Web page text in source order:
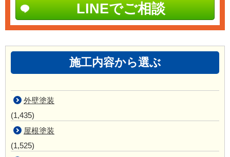
LINEでご相談
施工内容から選ぶ
外壁塗装
(1,435)
屋根塗装
(1,525)